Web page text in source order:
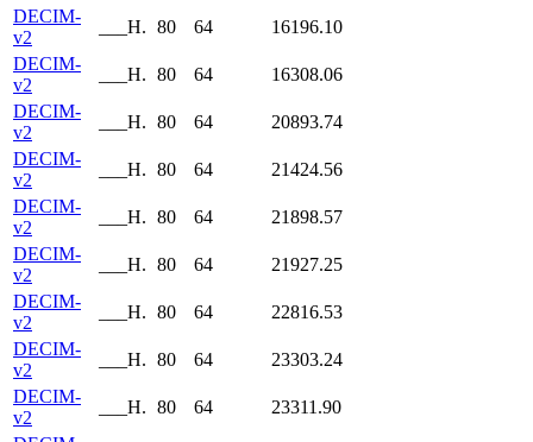
DECIM-
v2
___H. 80 64
16196.10
DECIM-
v2
___H. 80 64
16308.06
DECIM-
v2
___H. 80 64
20893.74
DECIM-
v2
___H. 80 64
21424.56
DECIM-
v2
___H. 80 64
21898.57
DECIM-
v2
___H. 80 64
21927.25
DECIM-
v2
___H. 80 64
22816.53
DECIM-
v2
___H. 80 64
23303.24
DECIM-
v2
___H. 80 64
23311.90